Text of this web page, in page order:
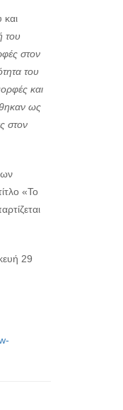
του
στον
του
και
ως
στον
«Το
29